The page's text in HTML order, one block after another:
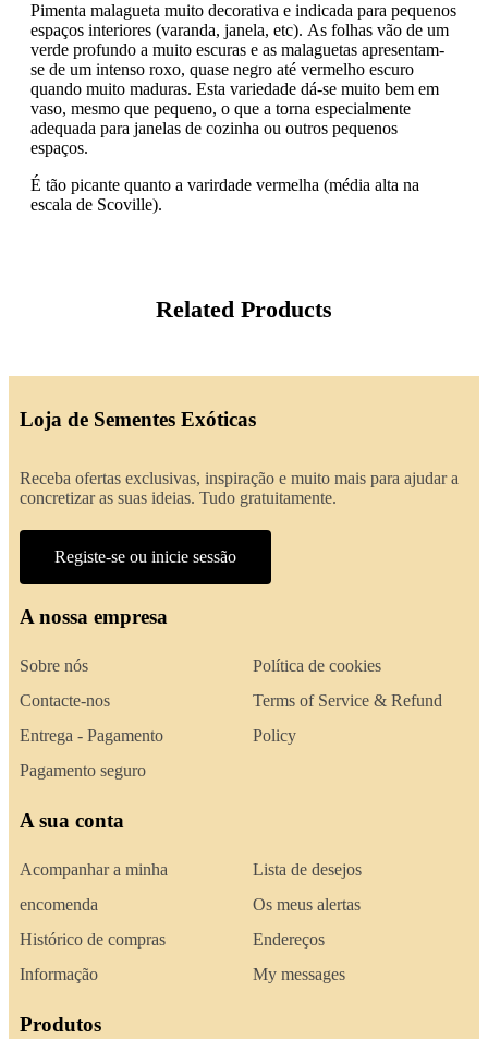
Pimenta malagueta muito decorativa e indicada para pequenos
espaços interiores (varanda, janela, etc). As folhas vão de um
verde profundo a muito escuras e as malaguetas apresentam-
se de um intenso roxo, quase negro até vermelho escuro
quando muito maduras. Esta variedade dá-se muito bem em
vaso, mesmo que pequeno, o que a torna especialmente
adequada para janelas de cozinha ou outros pequenos
espaços.
É tão picante quanto a varirdade vermelha (média alta na
escala de Scoville).
Related Products
Loja de Sementes Exóticas
Receba ofertas exclusivas, inspiração e muito mais para ajudar a
concretizar as suas ideias. Tudo gratuitamente.
Registe-se ou inicie sessão
A nossa empresa
Sobre nós
Contacte-nos
Entrega - Pagamento
Pagamento seguro
Política de cookies
Terms of Service & Refund
Policy
A sua conta
Acompanhar a minha
encomenda
Histórico de compras
Informação
Lista de desejos
Os meus alertas
Endereços
My messages
Produtos